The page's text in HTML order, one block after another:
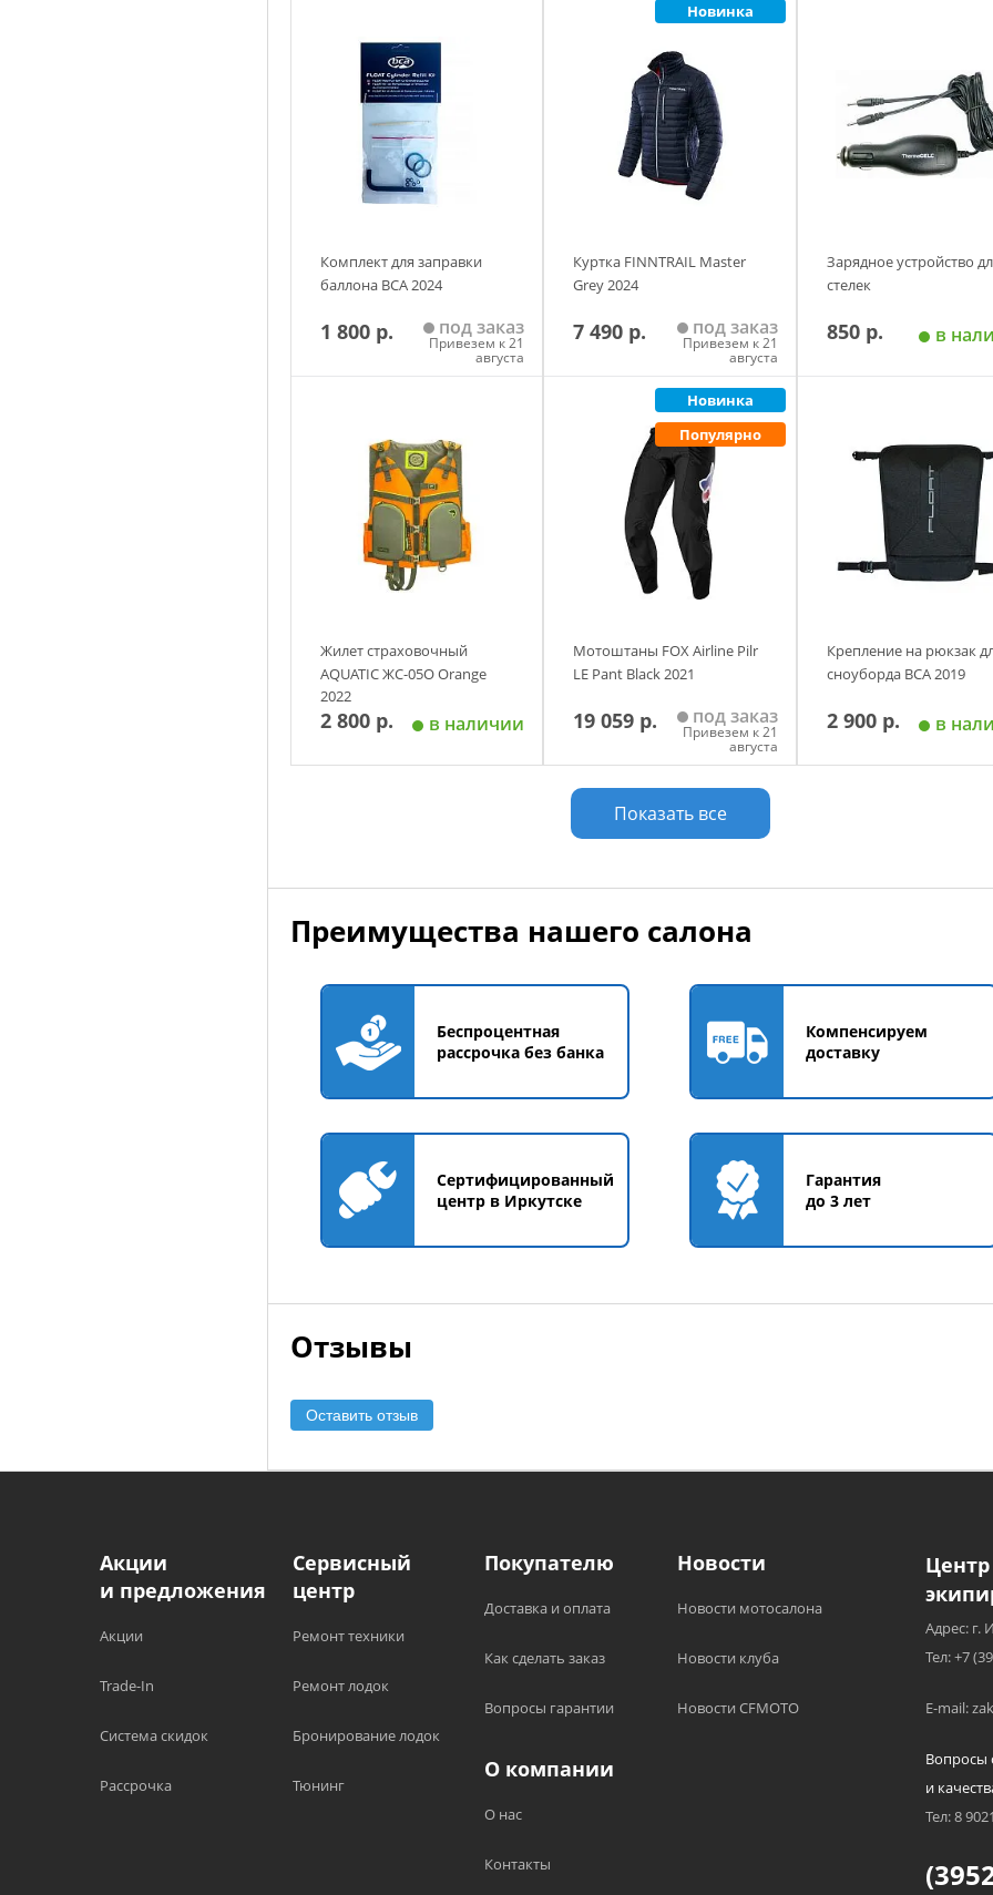
Размер
XL
Добавить в корзину
100кг. 40кг. 70кг.
Комплект для заправки
баллона BCA 2024
1 800 р. под заказ
Привезем к 21
августа
Новинка
Куртка FINNTRAIL Master
Grey 2024
7 490 р. под заказ
Привезем к 21
августа
Добавить в корзину
Размер
L 2XL
Зарядное устройство
стелек
850 р. в
Жилет страховочный
AQUATIC ЖС-05О Orange
2022
2 800 р. в наличии
Новинка
Популярно
Мотоштаны FOX Airline Pilr
LE Pant Black 2021
19 059 р. под заказ
Привезем к 21
августа
Добавить в корзину
Крепление на рюкзак
сноуборда BCA 2019
2 900 р. в
Показать все
Преимущества нашего салона
Беспроцентная
рассрочка без банка
Компенсируем
доставку
Сертифицированный
центр в Иркутске
Гарантия
до 3 лет
Отзывы
Оставить отзыв
Акции
и предложения
Акции
Trade-In
Система скидок
Рассрочка
Сервисный
центр
Ремонт техники
Ремонт лодок
Бронирование лодок
Тюнинг
Покупателю
Доставка и оплата
Как сделать заказ
Вопросы гарантии
Новости
Новости мотосалона
Новости клуба
Новости CFMOTO
О компании
О нас
Контакты
Адрес: г.
Тел: +7
E-mail:
Вопросы
и
Тел: 8